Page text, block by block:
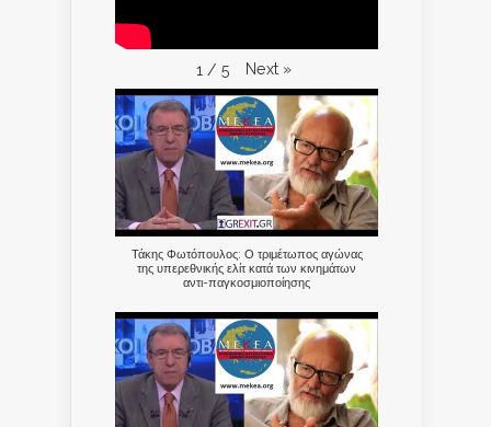
1 / 5 Next »
Τάκης Φωτόπουλος: Ο τριμέτωπος αγώνας
της υπερεθνικής ελίτ κατά των κινημάτων
αντι-παγκοσμιοποίησης